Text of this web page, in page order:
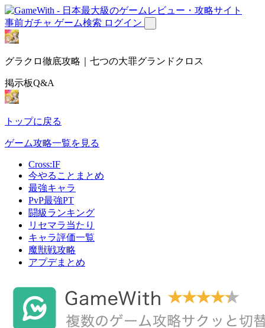
事前ガチャ ゲーム検索 ログイン
グラクロ徹底攻略｜七つの大罪グランドクロス
掲示板Q&A
トップに戻る
ゲーム攻略一覧を見る
Cross:IF
今やることまとめ
最強キャラ
PvP最強PT
闘級ランキング
リセマラ当たり
キャラ評価一覧
魔獣戦攻略
アプデまとめ